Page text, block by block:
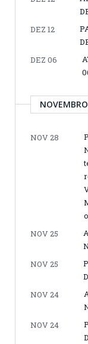
DEZ 12
DEZ 06
NOV 28
NOV 25
NOV 25
NOV 24
NOV 24